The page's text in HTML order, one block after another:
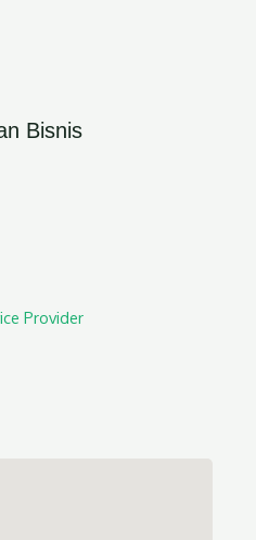
Bisnis
Provider